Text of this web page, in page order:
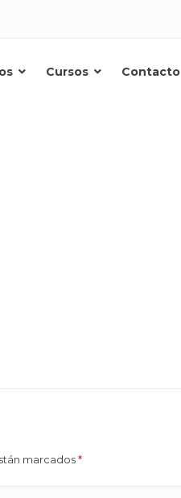
Cursos Contacto
marcados*